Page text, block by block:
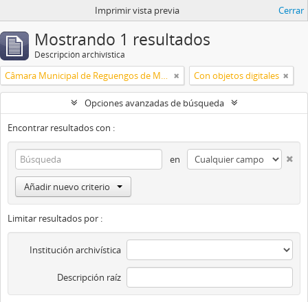
Imprimir vista previa Cerrar
Mostrando 1 resultados
Descripción archivística
Câmara Municipal de Reguengos de Monsaraz Con objetos digitales
Opciones avanzadas de búsqueda
Encontrar resultados con :
en
Añadir nuevo criterio
Limitar resultados por :
Institución archivística
Descripción raíz